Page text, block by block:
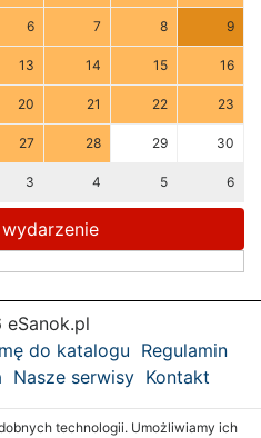
6 7 8 9
13 14 15 16
20 21 22 23
27 28 29 30
3 4 5 6
do katalogu Regulamin
Nasze serwisy Kontakt
technologii. Umożliwiamy ich